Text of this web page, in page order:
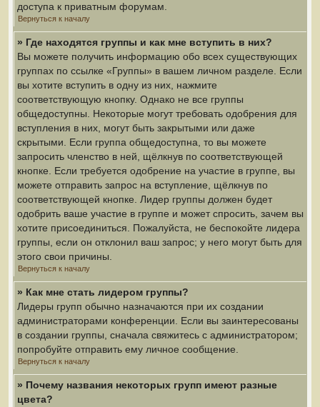
доступа к приватным форумам.
Вернуться к началу
» Где находятся группы и как мне вступить в них?
Вы можете получить информацию обо всех существующих
группах по ссылке «Группы» в вашем личном разделе. Если
вы хотите вступить в одну из них, нажмите
соответствующую кнопку. Однако не все группы
общедоступны. Некоторые могут требовать одобрения для
вступления в них, могут быть закрытыми или даже
скрытыми. Если группа общедоступна, то вы можете
запросить членство в ней, щёлкнув по соответствующей
кнопке. Если требуется одобрение на участие в группе, вы
можете отправить запрос на вступление, щёлкнув по
соответствующей кнопке. Лидер группы должен будет
одобрить ваше участие в группе и может спросить, зачем вы
хотите присоединиться. Пожалуйста, не беспокойте лидера
группы, если он отклонил ваш запрос; у него могут быть для
этого свои причины.
Вернуться к началу
» Как мне стать лидером группы?
Лидеры групп обычно назначаются при их создании
администраторами конференции. Если вы заинтересованы
в создании группы, сначала свяжитесь с администратором;
попробуйте отправить ему личное сообщение.
Вернуться к началу
» Почему названия некоторых групп имеют разные
цвета?